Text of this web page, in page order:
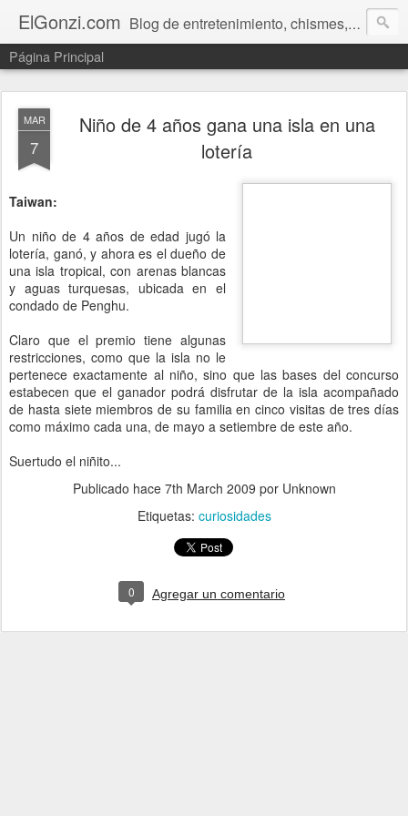
ElGonzi.com Blog de entretenimiento, chismes, humor, farándula, curiosidades, ovnis, noticias calientes, fotos, videos, paranormal y ¡más!
Página Principal
MAR
7
Niño de 4 años gana una isla en una
lotería
Taiwan:
Un niño de 4 años de edad jugó la
lotería, ganó, y ahora es el dueño de
una isla tropical, con arenas blancas
y aguas turquesas, ubicada en el
condado de Penghu.
Claro que el premio tiene algunas
restricciones, como que la isla no le
pertenece exactamente al niño, sino que las bases del concurso
estabecen que el ganador podrá disfrutar de la isla acompañado
de hasta siete miembros de su familia en cinco visitas de tres días
como máximo cada una, de mayo a setiembre de este año.
Suertudo el niñito...
Publicado hace 7th March 2009 por Unknown
Etiquetas: curiosidades
0 Agregar un comentario